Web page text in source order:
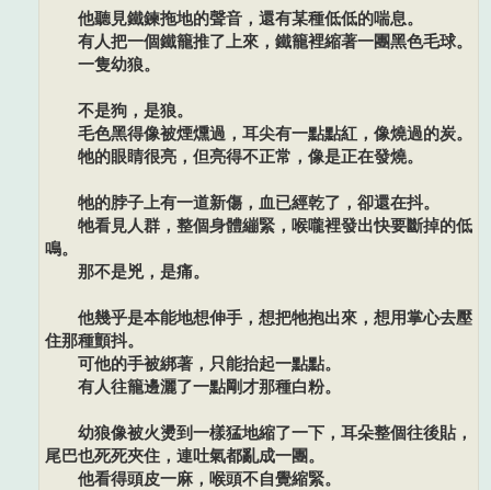
他聽見鐵鍊拖地的聲音，還有某種低低的喘息。
有人把一個鐵籠推了上來，鐵籠裡縮著一團黑色毛球。
一隻幼狼。
不是狗，是狼。
毛色黑得像被煙燻過，耳尖有一點點紅，像燒過的炭。
牠的眼睛很亮，但亮得不正常，像是正在發燒。
牠的脖子上有一道新傷，血已經乾了，卻還在抖。
牠看見人群，整個身體繃緊，喉嚨裡發出快要斷掉的低
鳴。
那不是兇，是痛。
他幾乎是本能地想伸手，想把牠抱出來，想用掌心去壓
住那種顫抖。
可他的手被綁著，只能抬起一點點。
有人往籠邊灑了一點剛才那種白粉。
幼狼像被火燙到一樣猛地縮了一下，耳朵整個往後貼，
尾巴也死死夾住，連吐氣都亂成一團。
他看得頭皮一麻，喉頭不自覺縮緊。